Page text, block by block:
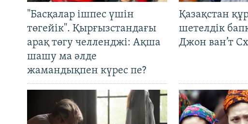
"Басқалар ішпес үшін
төгейік". Қырғызстандағы
арақ төгу челленджі: Ақша
шашу ма әлде
жамандықпен күрес пе?
Қазақстан
шетелдік
Джон ван’т